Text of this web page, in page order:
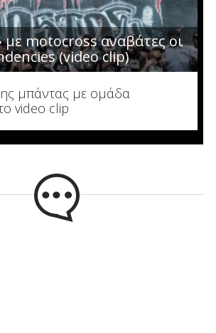
με motocross αναβάτες οι
(video clip)
μπάντας με ομάδα
video clip